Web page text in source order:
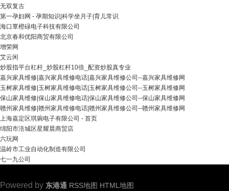
无双复古
第一孕妇网 - 孕期知识|科学坐月子|育儿常识
海口覃橙碌电子科技有限公司
北京春和优阳商贸有限公司
增荣网
艾云闲
炒股指平台杠杆_炒股杠杆10倍_配资炒股真专业
嘉兴家具维修|嘉兴家具维修电话|嘉兴家具维修公司--嘉兴家具维修网
玉树家具维修|玉树家具维修电话|玉树家具维修公司--玉树家具维修网
保山家具维修|保山家具维修电话|保山家具维修公司--保山家具维修网
赣州家具维修|赣州家具维修电话|赣州家具维修公司--赣州家具维修网
上海嘉定区琪琬电子有限公司 - 首页
绵阳市涪城区星耀晨商贸店
六玩网
温岭市工业自动化制造有限公司
七一九公司
Powered by 东港通 RSS地图 HTML地图